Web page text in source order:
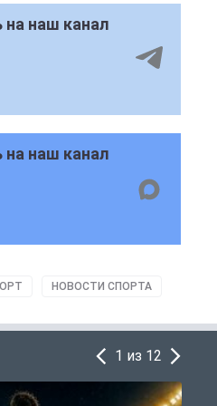
наш канал
наш канал
НОВОСТИ СПОРТА
1 из 12